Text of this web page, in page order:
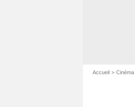
Accueil Cinéma